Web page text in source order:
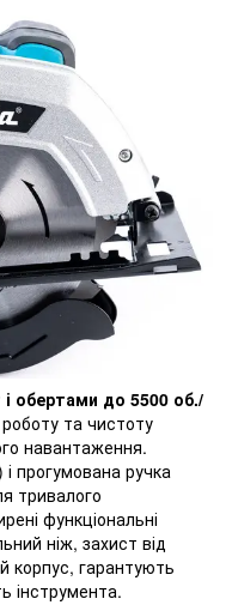
обертами до 5500 об./
та чистоту
навантаження.
прогумована ручка
тривалого
функціональні
ніж, захист від
корпус, гарантують
інструмента.